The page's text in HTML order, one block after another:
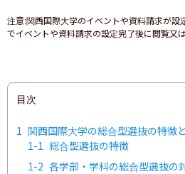
注意:関西国際大学のイベントや資料請求が設
でイベントや資料請求の設定完了後に閲覧又
目次
1 関西国際大学の総合型選抜の特徴
1-1 総合型選抜の特徴
1-2 各学部・学科の総合型選抜の